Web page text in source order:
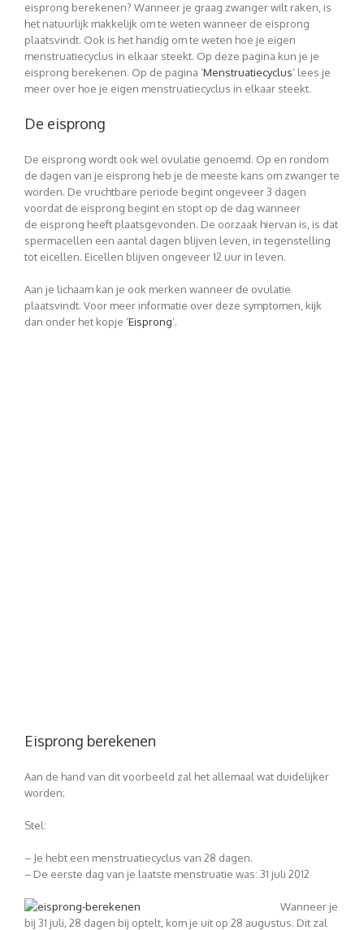
eisprong berekenen? Wanneer je graag zwanger wilt raken, is
het natuurlijk makkelijk om te weten wanneer de eisprong
plaatsvindt. Ook is het handig om te weten hoe je eigen
menstruatiecyclus in elkaar steekt. Op deze pagina kun je je
eisprong berekenen. Op de pagina ‘Menstruatiecyclus‘ lees je
meer over hoe je eigen menstruatiecyclus in elkaar steekt.
De eisprong
De eisprong wordt ook wel ovulatie genoemd. Op en rondom
de dagen van je eisprong heb je de meeste kans om zwanger te
worden. De vruchtbare periode begint ongeveer 3 dagen
voordat de eisprong begint en stopt op de dag wanneer
de eisprong heeft plaatsgevonden. De oorzaak hiervan is, is dat
spermacellen een aantal dagen blijven leven, in tegenstelling
tot eicellen. Eicellen blijven ongeveer 12 uur in leven.
Aan je lichaam kan je ook merken wanneer de ovulatie
plaatsvindt. Voor meer informatie over deze symptomen, kijk
dan onder het kopje ‘Eisprong’.
Eisprong berekenen
Aan de hand van dit voorbeeld zal het allemaal wat duidelijker
worden;
Stel:
– Je hebt een menstruatiecyclus van 28 dagen.
– De eerste dag van je laatste menstruatie was: 31 juli 2012
Wanneer je
bij 31 juli, 28 dagen bij optelt, kom je uit op 28 augustus. Dit zal